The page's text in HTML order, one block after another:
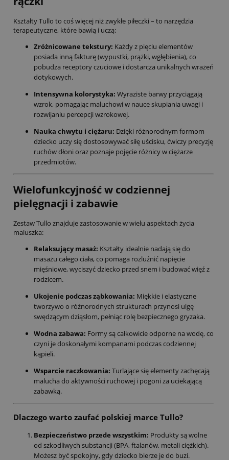
Kształty Tullo to coś więcej niż zwykłe piłeczki – to narzędzia
terapeutyczne, które bawią i uczą:
Zróżnicowane tekstury: Każdy z pięciu elementów
posiada inną fakturę (wypustki, prążki, wgłębienia), co
pobudza receptory czuciowe i dostarcza unikalnych wrażeń
dotykowych.
Intensywna kolorystyka: Wyraziste barwy przyciągają
wzrok, pomagając maluchowi w nauce skupiania uwagi i
rozwijaniu percepcji wzrokowej.
Nauka chwytu i ciężaru: Dzięki różnorodnym formom
dziecko uczy się dostosowywać siłę uścisku, ćwiczy precyzję
ruchów dłoni oraz poznaje pojęcie różnicy w ciężarze
przedmiotów.
Wielofunkcyjność w codziennej
pielęgnacji i zabawie
Zestaw Tullo znajduje zastosowanie w wielu aspektach życia
maluszka:
Relaksujący masaż: Kształty idealnie nadają się do
masażu całego ciała, co pomaga rozluźnić napięcie
mięśniowe, wyciszyć dziecko przed snem i budować więź z
rodzicem.
Ukojenie podczas ząbkowania: Miękkie i elastyczne
tworzywo o różnorodnych strukturach przynosi ulgę
swędzącym dziąsłom, pełniąc rolę bezpiecznego gryzaka.
Wodna zabawa: Formy są całkowicie odporne na wodę, co
czyni je doskonałymi kompanami podczas codziennej
kąpieli.
Wsparcie raczkowania: Turlające się elementy zachęcają
malucha do aktywności ruchowej i pogoni za uciekającą
zabawką.
Dlaczego warto zaufać polskiej marce Tullo?
Bezpieczeństwo przede wszystkim: Produkty są wolne
od szkodliwych substancji (BPA, ftalanów, metali ciężkich).
Możesz być spokojny, gdy dziecko bierze je do buzi.